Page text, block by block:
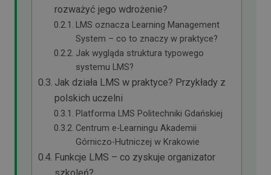
rozważyć jego wdrożenie?
LMS oznacza Learning Management
System – co to znaczy w praktyce?
Jak wygląda struktura typowego
systemu LMS?
Jak działa LMS w praktyce? Przykłady z
polskich uczelni
Platforma LMS Politechniki Gdańskiej
Centrum e-Learningu Akademii
Górniczo-Hutniczej w Krakowie
Funkcje LMS – co zyskuje organizator